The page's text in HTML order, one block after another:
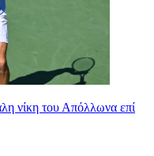
νίκη του Απόλλωνα επί